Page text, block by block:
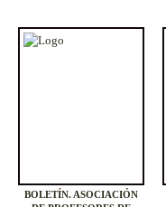
BOLETÍN. ASOCIACIÓN